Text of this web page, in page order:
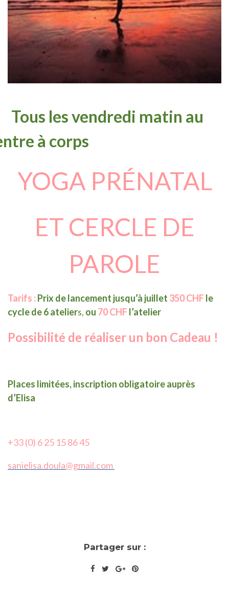
les vendredi matin au
à corps
YOGA PRÉNATAL
ET CERCLE DE
PAROLE
Tarifs :Prix de lancement jusqu’à juillet 350 CHF le
cycle de 6 ateliers, ou 70 CHF l’atelier
Possibilité de réaliser un bon Cadeau !
Places limitées, inscription obligatoire auprès
d’Elisa
+33 (0) 6 25 15 86 45
sanielisa.doula@gmail.com
Partager sur :